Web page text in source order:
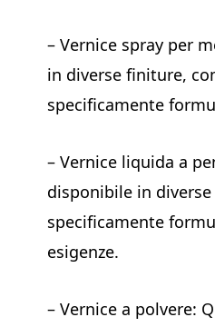
– Vernice spray per
in diverse finiture,
specificamente
– Vernice liquida a
disponibile in
specificamente
esigenze.
– Vernice a polvere: